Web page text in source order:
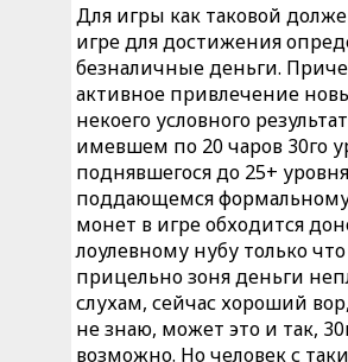
Для игры как таковой
игре для достижения
безналичные деньги.
активное привлечение
некоего условного
имевшем по 20 чаров 30го
поднявшегося до 25+
поддающемся
монет в игре обходится
лоулевному нубу только
прицельно зоня деньги
слухам, сейчас хороший
не знаю, может это и так,
возможно. Но человек с